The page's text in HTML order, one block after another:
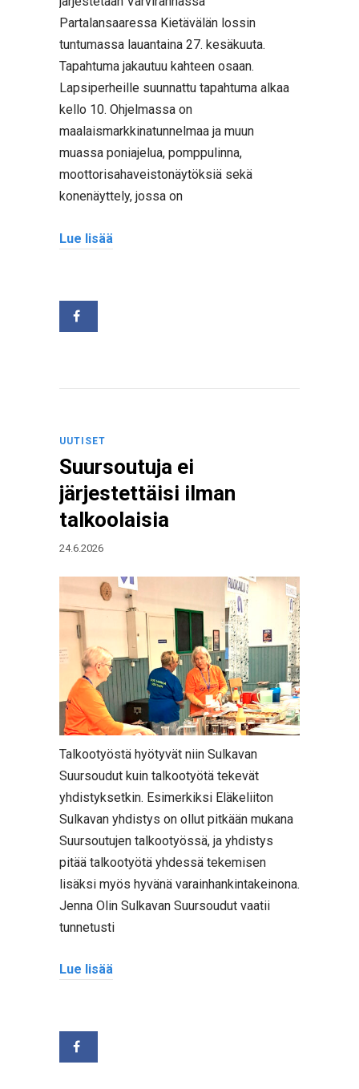
Partalansaaressa Kietävälän lossin
tuntumassa lauantaina 27. kesäkuuta.
Tapahtuma jakautuu kahteen osaan.
Lapsiperheille suunnattu tapahtuma alkaa
kello 10. Ohjelmassa on
maalaismarkkinatunnelmaa ja muun
muassa poniajelua, pomppulinna,
moottorisahaveistonäytöksiä sekä
konenäyttely, jossa on
Lue lisää
UUTISET
Suursoutuja ei
järjestettäisi ilman
talkoolaisia
24.6.2026
Talkootyöstä hyötyvät niin Sulkavan
Suursoudut kuin talkootyötä tekevät
yhdistyksetkin. Esimerkiksi Eläkeliiton
Sulkavan yhdistys on ollut pitkään mukana
Suursoutujen talkootyössä, ja yhdistys
pitää talkootyötä yhdessä tekemisen
lisäksi myös hyvänä varainhankintakeinona.
Jenna Olin Sulkavan Suursoudut vaatii
tunnetusti
Lue lisää